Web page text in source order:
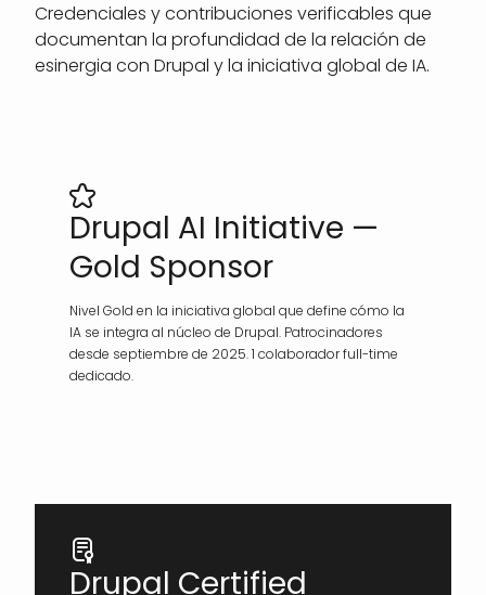
Credenciales y contribuciones verificables que
documentan la profundidad de la relación de
esinergia con Drupal y la iniciativa global de IA.
Drupal AI Initiative —
Gold Sponsor
Nivel Gold en la iniciativa global que define cómo la
IA se integra al núcleo de Drupal. Patrocinadores
desde septiembre de 2025. 1 colaborador full-time
dedicado.
Drupal Certified